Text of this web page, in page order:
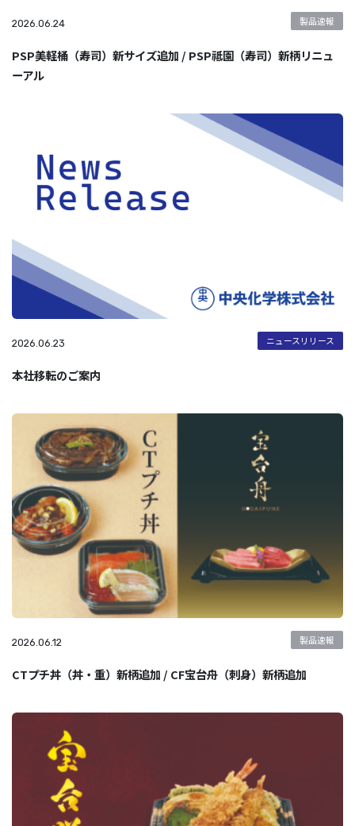
2026.06.24 製品速報
PSP美軽桶（寿司）新サイズ追加 / PSP祗園（寿司）新柄リニュ
ーアル
2026.06.23 ニュースリリース
本社移転のご案内
2026.06.12 製品速報
CTプチ丼（丼・重）新柄追加 / CF宝台舟（刺身）新柄追加